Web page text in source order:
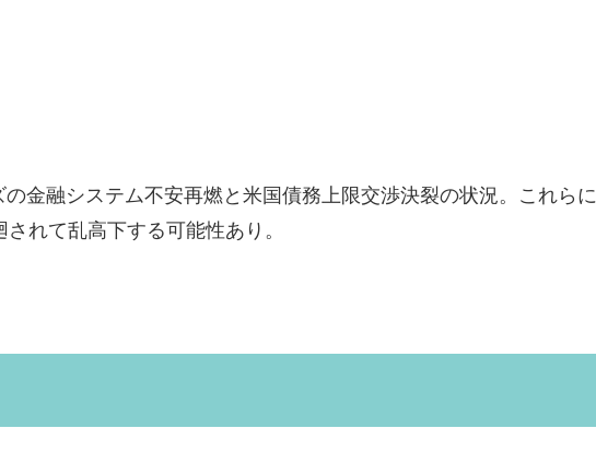
金融システム不安再燃と米国債務上限交渉決裂の状況。これらに
れて乱高下する可能性あり。